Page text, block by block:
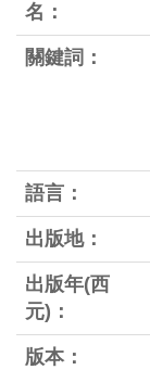
名：
關鍵詞：
語言：
出版地：
出版年(西
元)：
版本：